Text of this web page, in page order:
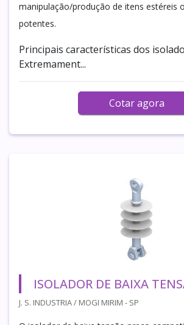
manipulação/produção de itens estéreis
potentes.
Principais características dos
Extremament...
Cotar agora
ISOLADOR DE BAIXA
J. S. INDUSTRIA / MOGI MIRIM - SP